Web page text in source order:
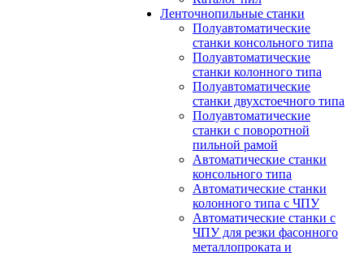
Ленточнопильные станки
Полуавтоматические
станки консольного типа
Полуавтоматические
станки колонного типа
Полуавтоматические
станки двухстоечного типа
Полуавтоматические
станки с поворотной
пильной рамой
Автоматические станки
консольного типа
Автоматические станки
колонного типа с ЧПУ
Автоматические станки с
ЧПУ для резки фасонного
металлопроката и